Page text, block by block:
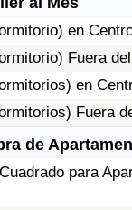
en
Fuera
en
Fuera
de
para
Vida
vida por país
de Inmuebles
de Inmuebles
de Vida (Actual)
de vida por país
de